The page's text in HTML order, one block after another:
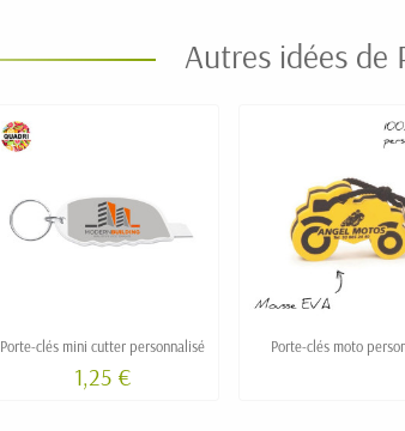
Autres idées de
Porte-clés mini cutter personnalisé
1,25 €
Porte-clés moto